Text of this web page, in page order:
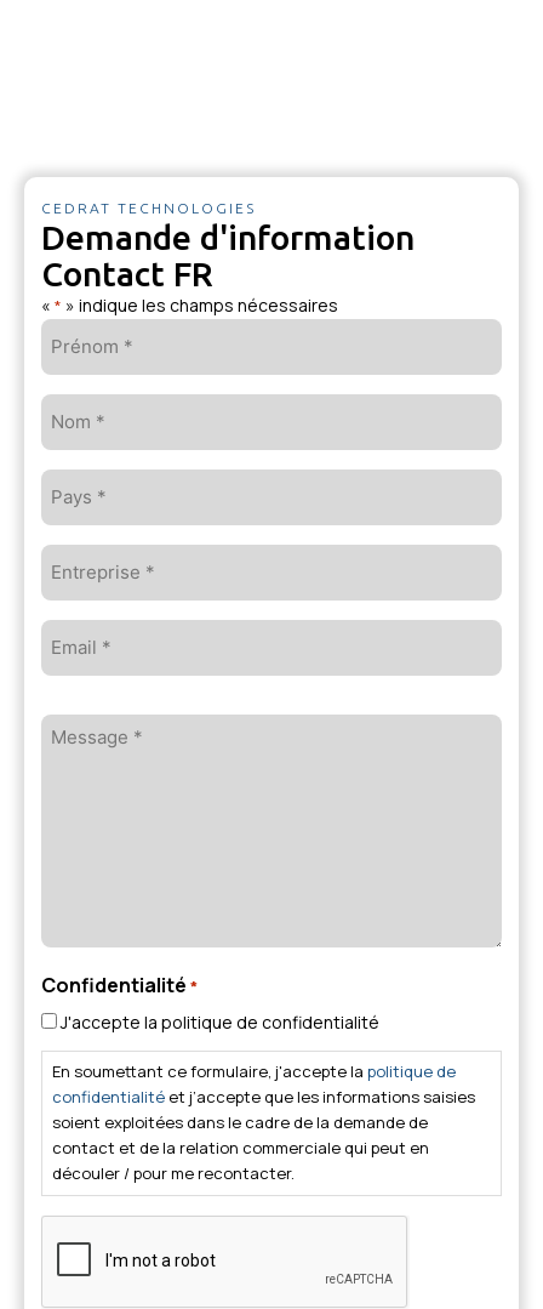
CEDRAT TECHNOLOGIES
Demande d'information
Contact FR
« * » indique les champs nécessaires
Prénom
Nom
Pays
Entreprise
Email
Message
Confidentialité *
J'accepte la politique de confidentialité
En soumettant ce formulaire, j'accepte la politique de
confidentialité
soient exploitées dans le cadre de la demande de
contact et de la relation commerciale qui peut en
découler / pour me recontacter.
CAPTCHA